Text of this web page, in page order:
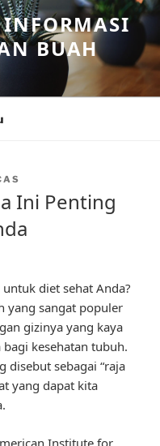
INFORMASI
BUAH
Ini Penting
diet sehat Anda?
yang sangat populer
gizinya yang kaya
kesehatan tubuh.
disebut sebagai “raja
yang dapat kita
Institute for